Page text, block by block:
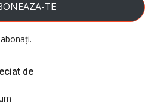
TE
de